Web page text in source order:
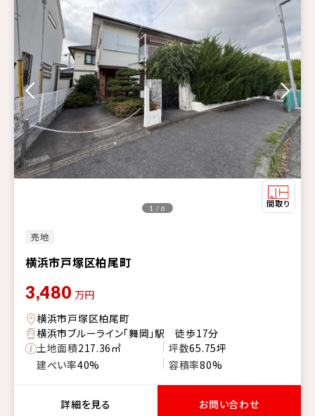
売地
横浜市戸塚区柏尾町
1 / 6
3,480 万円
横浜市戸塚区柏尾町
横浜市ブルーライン「舞岡」駅 徒歩17分
土地面積217.36㎡ 坪数65.75坪
建ぺい率40% 容積率80%
詳細を見る お問い合わせ